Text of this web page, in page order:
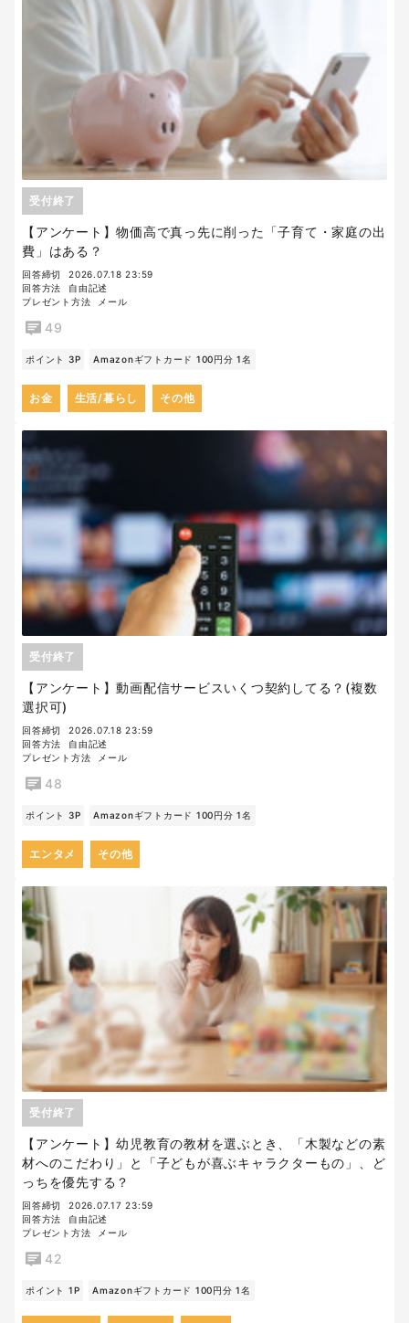
【アンケート】物価高で真っ先に削った「子育て・家庭の出
費」はある？
受付終了
回答締切
2026.07.18 23:59
回答方法
自由記述
プレゼント方法
メール
49
ポイント 3P Amazonギフトカード 100円分 1名
お金 生活/暮らし その他
【アンケート】動画配信サービスいくつ契約してる？(複数
選択可)
受付終了
回答締切
2026.07.18 23:59
回答方法
自由記述
プレゼント方法
メール
48
ポイント 3P Amazonギフトカード 100円分 1名
エンタメ その他
【アンケート】幼児教育の教材を選ぶとき、「木製などの素
材へのこだわり」と「子どもが喜ぶキャラクターもの」、ど
っちを優先する？
受付終了
回答締切
2026.07.17 23:59
回答方法
自由記述
プレゼント方法
メール
42
ポイント 1P Amazonギフトカード 100円分 1名